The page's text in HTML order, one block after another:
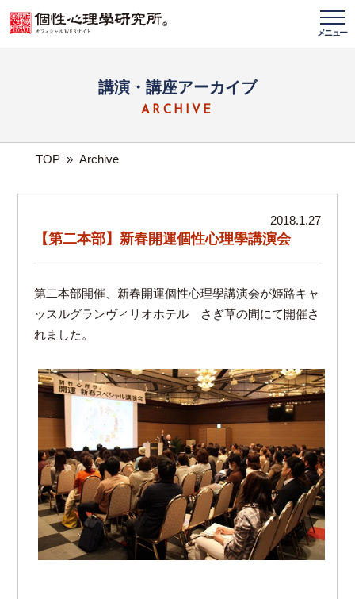
メニュー
講演・講座アーカイブ
ARCHIVE
TOP » Archive
2018.1.27
【第二本部】新春開運個性心理學講演会
第二本部開催、新春開運個性心理學講演会が姫路キャ
ッスルグランヴィリオホテル さぎ草の間にて開催さ
れました。